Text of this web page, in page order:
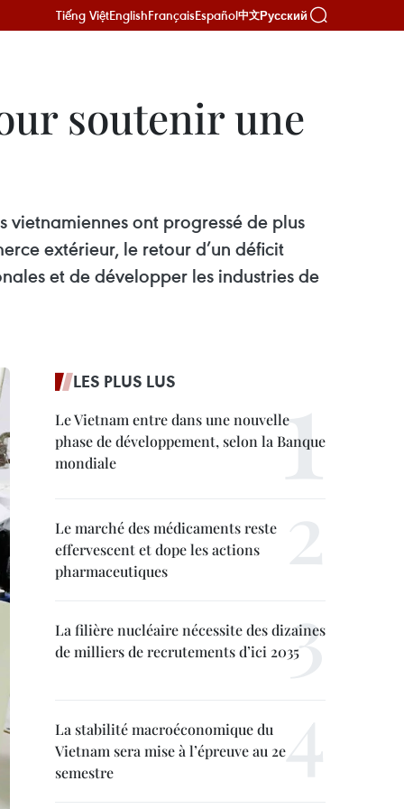
Tiếng ViệtEnglishFrançaisEspañol中文Русский
soutenir une
ont progressé de plus
extérieur, le retour d’un déficit
et de développer les industries de
LES PLUS LUS
Le Vietnam entre dans une nouvelle
phase de développement, selon la Banque
mondiale
Le marché des médicaments reste
effervescent et dope les actions
pharmaceutiques
La filière nucléaire nécessite des dizaines
de milliers de recrutements d’ici 2035
La stabilité macroéconomique du
Vietnam sera mise à l’épreuve au 2e
semestre